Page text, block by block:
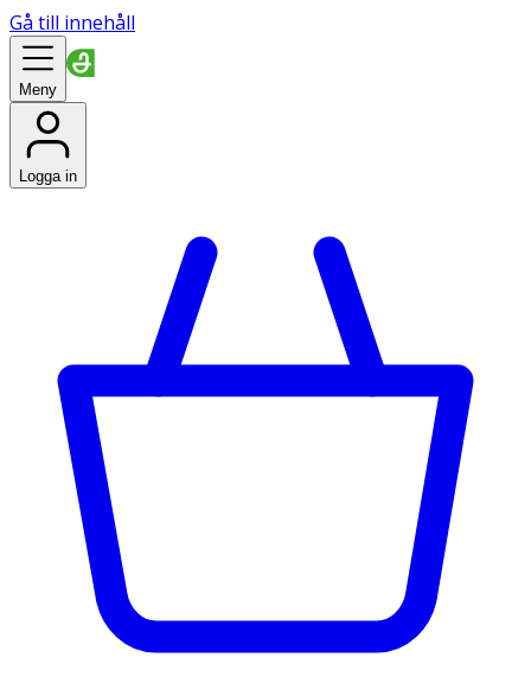
Gå till innehåll
Meny
Logga in